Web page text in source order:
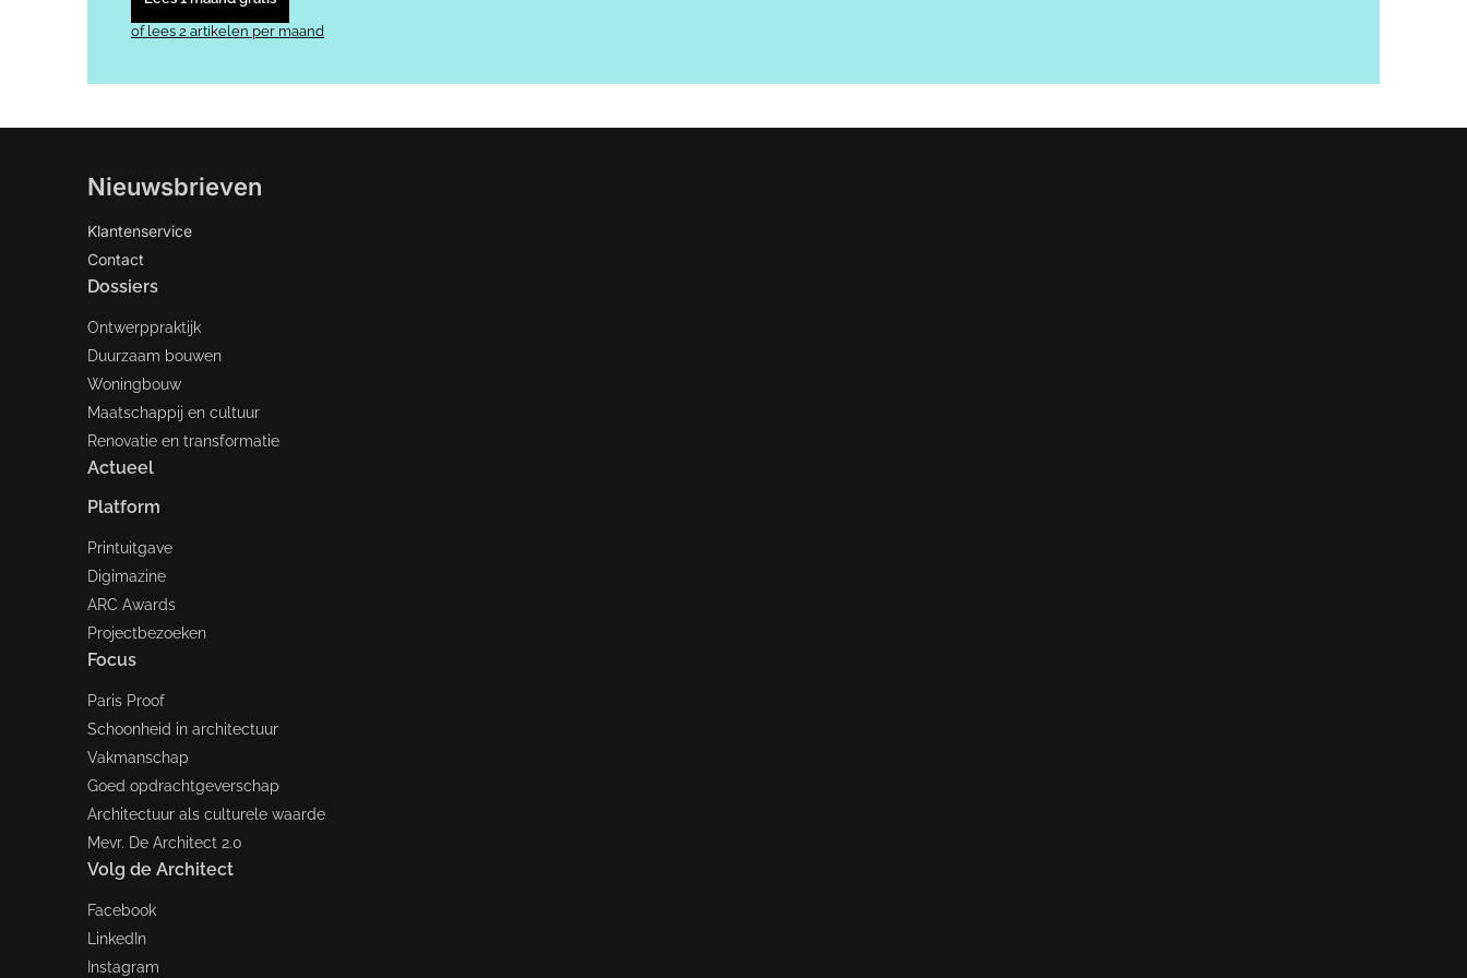
of lees 2 artikelen per maand
Nieuwsbrieven
Klantenservice
Contact
Dossiers
Ontwerppraktijk
Duurzaam bouwen
Woningbouw
Maatschappij en cultuur
Renovatie en transformatie
Actueel
Platform
Printuitgave
Digimazine
ARC Awards
Projectbezoeken
Focus
Paris Proof
Schoonheid in architectuur
Vakmanschap
Goed opdrachtgeverschap
Architectuur als culturele waarde
Mevr. De Architect 2.0
Volg de Architect
Facebook
LinkedIn
Instagram